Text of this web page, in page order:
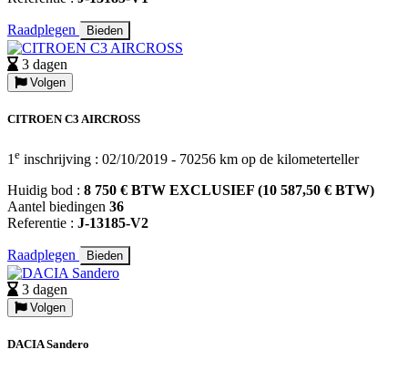
Raadplegen Bieden
3 dagen
Volgen
CITROEN C3 AIRCROSS
1 e inschrijving : 02/10/2019 - 70256 km op de kilometerteller
Huidig bod : 8 750 € BTW EXCLUSIEF (10 587,50 € BTW)
Aantel biedingen 36
Referentie : J-13185-V2
Raadplegen Bieden
3 dagen
Volgen
DACIA Sandero